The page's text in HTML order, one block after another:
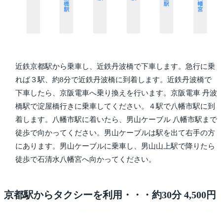
近鉄京都駅から乗車し、近鉄丹波橋で下車します。急行に乗
れば３駅、約8分で近鉄丹波橋に到着します。近鉄丹波橋で
下車したら、京阪電車へ乗り換えを行います。京阪電車 丹波
橋駅で淀屋橋行きに乗車してください。４駅で八幡市駅に到
着します。八幡市駅に着いたら、男山ケーブル 八幡市駅まで
徒歩で向かってください。男山ケーブルは駅を出て右手の方
にあります。男山ケーブルに乗車し、男山山上駅で降りたら
徒歩で石清水八幡宮へ向かってください。
京都駅からタクシーを利用・・・約30分 4,500円